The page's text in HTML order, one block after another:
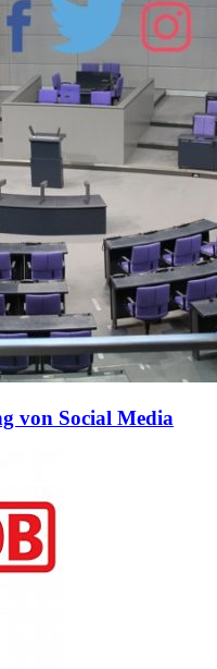
von Social Media